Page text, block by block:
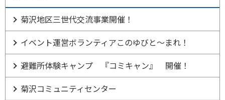
菊沢地区三世代交流事業開催！
イベント運営ボランティアこのゆびと～まれ！
避難所体験キャンプ 『コミキャン』 開催！
菊沢コミュニティセンター